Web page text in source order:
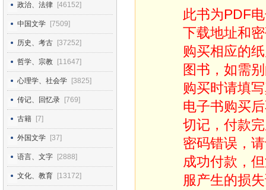
政治、法律 [46152]
中国文学 [7509]
历史、考古 [37252]
哲学、宗教 [11647]
心理学、社会学 [3825]
传记、回忆录 [769]
古籍 [7]
外国文学 [37]
语言、文字 [2888]
文化、教育 [13172]
此书为PDF
下载地址和
购买相应的
图书，如需
购买时请填
电子书购买
切记，付款
密码错误，
成功付款，
服产生的损